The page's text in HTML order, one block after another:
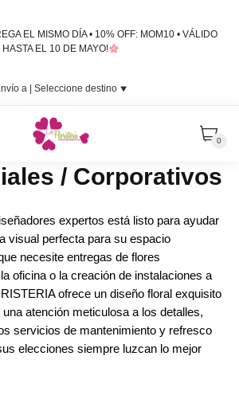
EL MISMO DÍA • 10% OFF: MOM10 • VÁLIDO
HASTA EL 10 DE MAYO!
a | Seleccione destino⯆
0
/ Corporativos
expertos está listo para ayudar
visual perfecta para su espacio
necesite entregas de flores
oficina o la creación de instalaciones a
ofrece un diseño floral exquisito
atención meticulosa a los detalles,
servicios de mantenimiento y refresco
elecciones siempre luzcan lo mejor